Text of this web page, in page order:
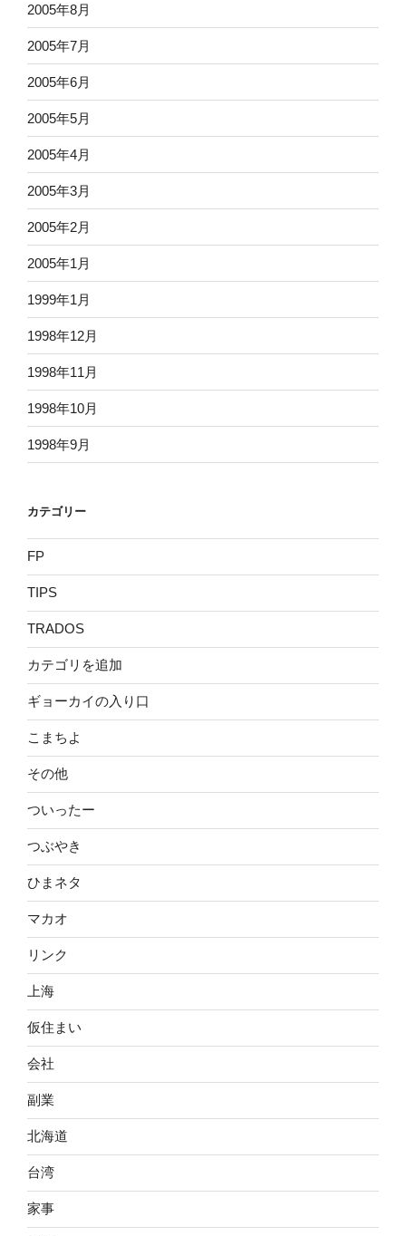
2005年8月
2005年7月
2005年6月
2005年5月
2005年4月
2005年3月
2005年2月
2005年1月
1999年1月
1998年12月
1998年11月
1998年10月
1998年9月
カテゴリー
FP
TIPS
TRADOS
カテゴリを追加
ギョーカイの入り口
こまちよ
その他
ついったー
つぶやき
ひまネタ
マカオ
リンク
上海
仮住まい
会社
副業
北海道
台湾
家事